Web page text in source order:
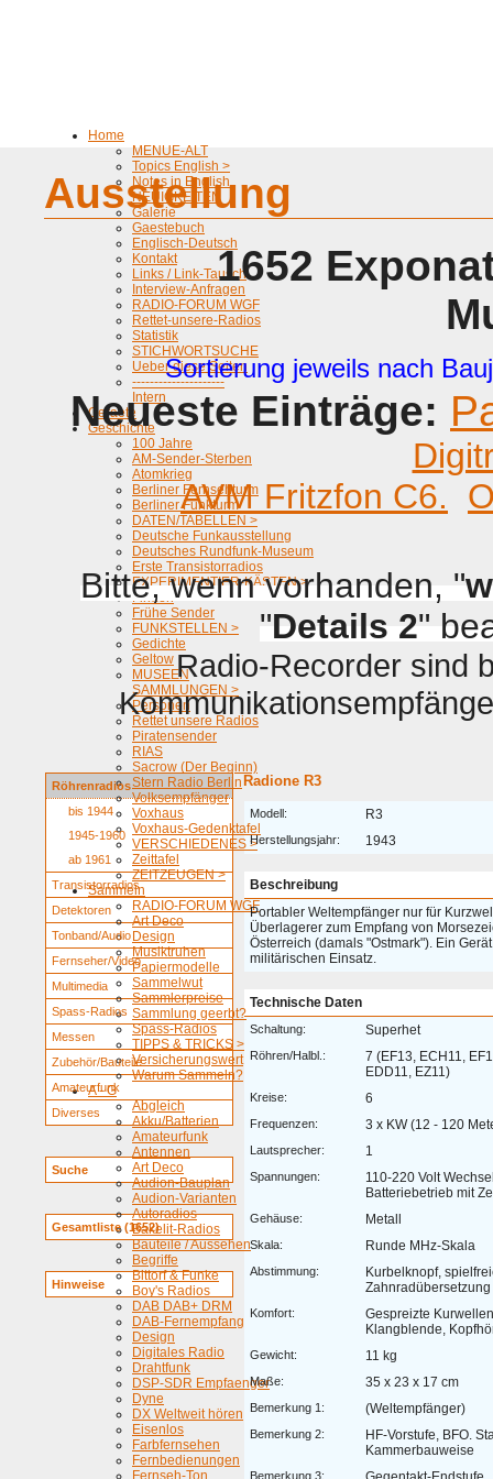
Home
MENUE-ALT
Topics English >
Notes in English
NEUIGKEITEN
Galerie
Gaestebuch
Englisch-Deutsch
Kontakt
Links / Link-Tausch
Interview-Anfragen
RADIO-FORUM WGF
Rettet-unsere-Radios
Statistik
STICHWORTSUCHE
Ueber diese Seiten
---------------------
Intern
Geraete
Geschichte
100 Jahre
AM-Sender-Sterben
Atomkrieg
Berliner Fernsehturm
Berliner Funkturm
DATEN/TABELLEN >
Deutsche Funkausstellung
Deutsches Rundfunk-Museum
Erste Transistorradios
EXPERIMENTIER-KÄSTEN >
Firmen
Frühe Sender
FUNKSTELLEN >
Gedichte
Geltow
MUSEEN
SAMMLUNGEN >
Personen
Rettet unsere Radios
Piratensender
RIAS
Sacrow (Der Beginn)
Stern Radio Berlin
Volksempfänger
Voxhaus
Voxhaus-Gedenktafel
VERSCHIEDENES >
Zeittafel
ZEITZEUGEN >
Sammeln
RADIO-FORUM WGF
Art Deco
Design
Musiktruhen
Papiermodelle
Sammelwut
Sammlerpreise
Sammlung geerbt?
Spass-Radios
TIPPS & TRICKS >
Versicherungswert
Warum Sammeln?
A - G
Abgleich
Akku/Batterien
Amateurfunk
Antennen
Art Deco
Audion-Bauplan
Audion-Varianten
Autoradios
Bakelit-Radios
Bauteile / Aussehen
Begriffe
Bittorf & Funke
Boy's Radios
DAB DAB+ DRM
DAB-Fernempfang
Design
Digitales Radio
Drahtfunk
DSP-SDR Empfaenger
Dyne
DX Weltweit hören
Eisenlos
Farbfernsehen
Fernbedienungen
Fernseh-Ton
Ausstellung
1652
Sortierung jeweils nach
Neueste Einträge:
AVM Fritzfon C6.
Bitte, wenn vorhanden, "
"Details 2"
Radio-Recorder sind
Röhrenradios
bis 1944
1945-1960
ab 1961
Transistorradios
Detektoren
Tonband/Audio
Fernseher/Video
Multimedia
Spass-Radios
Messen
Zubehör/Bauteile
Amateurfunk
Diverses
Suche
Gesamtliste (1652)
Hinweise
Radione R3
Modell: R3
Herstellungsjahr: 1943
Beschreibung
Portabler Weltempfänger nur für
Überlagerer zum Empfang von
Österreich (damals "Ostmark"). Ein
militärischen Einsatz.
Technische Daten
Schaltung: Superhet
Röhren/Halbl.:
7 (EF13, ECH11,
EDD11, EZ11)
Kreise: 6
Frequenzen: 3 x KW (12 - 120
Lautsprecher: 1
Spannungen:
110-220 Volt
Batteriebetrieb mit
Gehäuse: Metall
Skala: Runde MHz-Skala
Abstimmung:
Kurbelknopf,
Zahnradübersetzung
Komfort:
Gespreizte
Klangblende,
Gewicht: 11 kg
Maße: 35 x 23 x 17 cm
Bemerkung 1: (Weltempfänger)
Bemerkung 2:
HF-Vorstufe, BFO.
Kammerbauweise
Bemerkung 3: